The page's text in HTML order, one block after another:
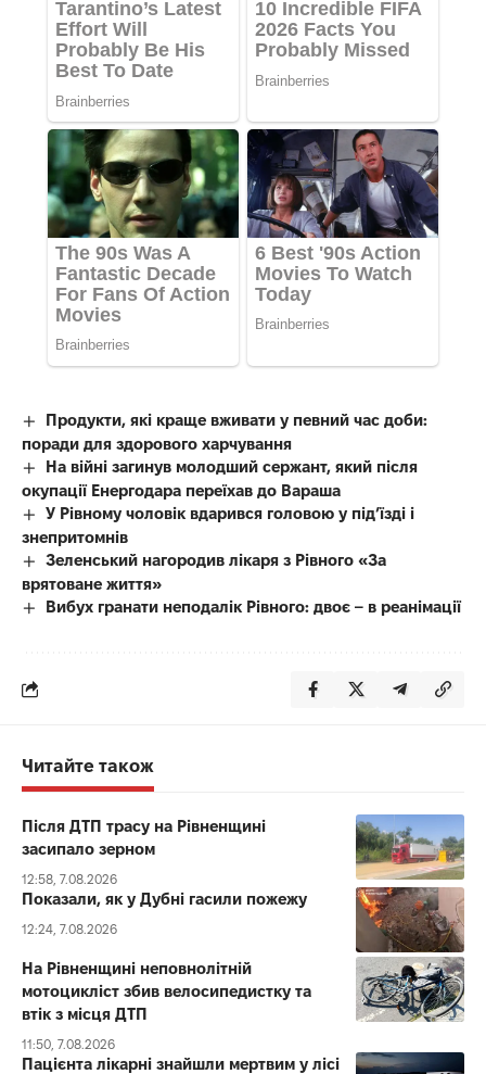
Продукти, які краще вживати у певний час доби:
поради для здорового харчування
На війні загинув молодший сержант, який після
окупації Енергодара переїхав до Вараша
У Рівному чоловік вдарився головою у під’їзді і
знепритомнів
Зеленський нагородив лікаря з Рівного «За
врятоване життя»
Вибух гранати неподалік Рівного: двоє – в реанімації
Читайте також
Після ДТП трасу на Рівненщині
засипало зерном
12:58, 7.08.2026
Показали, як у Дубні гасили пожежу
12:24, 7.08.2026
На Рівненщині неповнолітній
мотоцикліст збив велосипедистку та
втік з місця ДТП
11:50, 7.08.2026
Пацієнта лікарні знайшли мертвим у лісі